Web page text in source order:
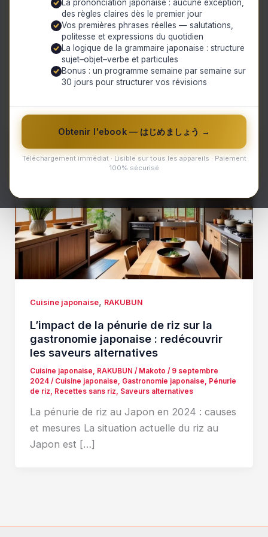
La prononciation japonaise : aucune exception,
des règles claires dès le premier jour
Vos premières phrases réelles — salutations,
politesse et expressions du quotidien
La logique de la grammaire japonaise : structure
sujet–objet–verbe et particules
Bonus : un programme semaine par semaine sur
30 jours pour structurer vos révisions
Obtenir l'ebook — はじめましょう →
Téléchargement immédiat · Lisible sur tous les appareils · Paiement
100% sécurisé
avons ce qu’il vous faut. Des salades
fraîches aux plats réconfortants, chaque
recette est conçue pour être facile à
préparer et pleine de saveurs. Préparez-
vous à revisiter vos repas quotidiens avec
des ingrédients sains et surprenants!
Cuisine japonaise, RAKUBUN
L’impact de la pénurie de riz sur la
gastronomie japonaise : redécouvrir
les saveurs alternatives
Cuisine japonaise, RAKUBUN / Makoto / 9 septembre
2024 / Cuisine japonaise, Gastronomie japonaise, Pénurie
de riz, Recettes sans riz, Saveurs alternatives
La pénurie de riz au Japon en 2024 : causes
et mesures La situation actuelle du riz au
Japon est […]